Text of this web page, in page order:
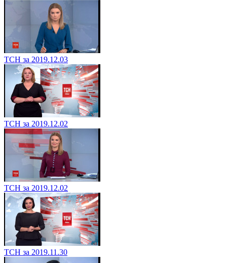
ТСН за 2019.12.03
ТСН за 2019.12.02
ТСН за 2019.12.02
ТСН за 2019.11.30